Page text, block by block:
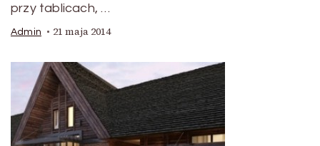
przy tablicach, …
Admin 21 maja 2014